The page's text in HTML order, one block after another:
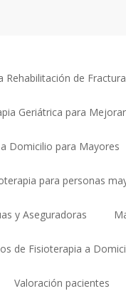
Rehabilitación de
Geriátrica para
Domicilio para Mayores
para personas
y Aseguradoras
de Fisioterapia a
Valoración pacientes